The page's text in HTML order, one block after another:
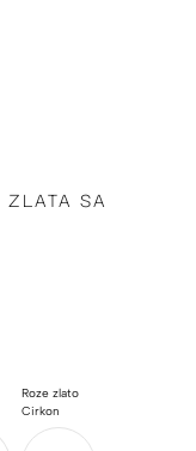
SA
Roze zlato
Cirkon